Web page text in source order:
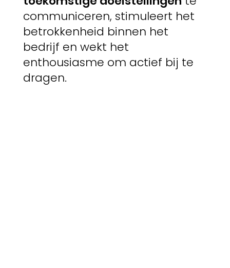
communiceren, stimuleert het
betrokkenheid binnen het
bedrijf en wekt het
enthousiasme om actief bij te
dragen.